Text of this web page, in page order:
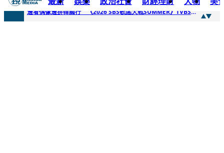
快訊
邊看偶像邊拚韓國行 《2026 SBS歌謠大戰SUMMER》TVBS直播祭追星福利